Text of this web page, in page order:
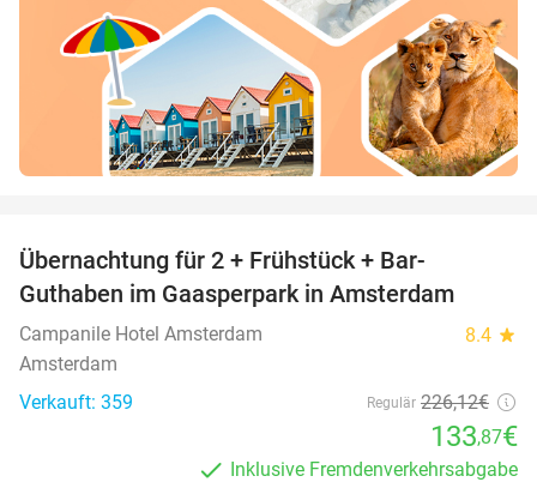
Übernachtung für 2 + Frühstück + Bar-
Guthaben im Gaasperpark in Amsterdam
Campanile Hotel Amsterdam 8.4 star
Amsterdam
Verkauft: 359
Regulär 226,12€
133,87€
Inklusive Fremdenverkehrsabgabe